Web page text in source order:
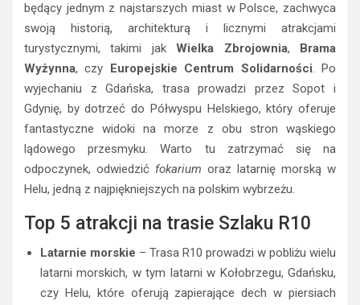
będący jednym z najstarszych miast w Polsce, zachwyca
swoją historią, architekturą i licznymi atrakcjami
turystycznymi, takimi jakWielka Zbrojownia, Brama
Wyżynna, czy Europejskie Centrum Solidarności. Po
wyjechaniu z Gdańska, trasa prowadzi przez Sopot i
Gdynię, by dotrzeć do Półwyspu Helskiego, który oferuje
fantastyczne widoki na morze z obu stron wąskiego
lądowego przesmyku. Warto tu zatrzymać się na
odpoczynek, odwiedzić fokarium oraz latarnię morską w
Helu, jedną z najpiękniejszych na polskim wybrzeżu.
Top 5 atrakcji na trasie Szlaku R10
Latarnie morskie – Trasa R10 prowadzi w pobliżu wielu
latarni morskich, w tym latarni w Kołobrzegu, Gdańsku,
czy Helu, które oferują zapierające dech w piersiach